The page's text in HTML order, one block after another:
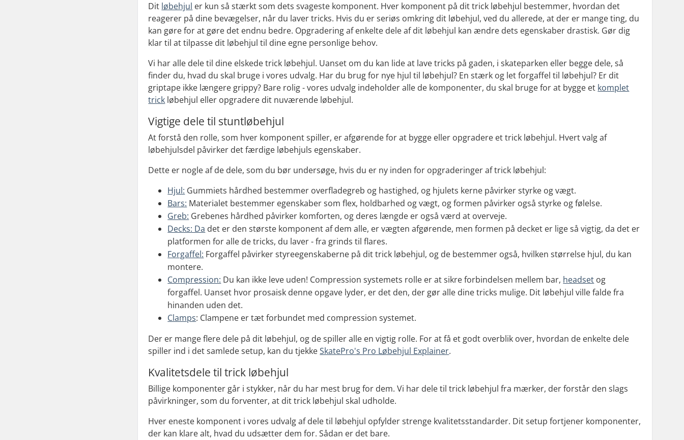
Dit løbehjul er kun så stærkt som dets svageste komponent. Hver komponent på dit trick løbehjul bestemmer, hvordan det
reagerer på dine bevægelser, når du laver tricks. Hvis du er seriøs omkring dit løbehjul, ved du allerede, at der er mange ting, du
kan gøre for at gøre det endnu bedre. Opgradering af enkelte dele af dit løbehjul kan ændre dets egenskaber drastisk. Gør dig
klar til at tilpasse dit løbehjul til dine egne personlige behov.
Vi har alle dele til dine elskede trick løbehjul. Uanset om du kan lide at lave tricks på gaden, i skateparken eller begge dele, så
finder du, hvad du skal bruge i vores udvalg. Har du brug for nye hjul til løbehjul? En stærk og let forgaffel til løbehjul? Er dit
griptape ikke længere grippy? Bare rolig - vores udvalg indeholder alle de komponenter, du skal bruge for at bygge et komplet
trick løbehjul eller opgradere dit nuværende løbehjul.
Vigtige dele til stuntløbehjul
At forstå den rolle, som hver komponent spiller, er afgørende for at bygge eller opgradere et trick løbehjul. Hvert valg af
løbehjulsdel påvirker det færdige løbehjuls egenskaber.
Dette er nogle af de dele, som du bør undersøge, hvis du er ny inden for opgraderinger af trick løbehjul:
Hjul: Gummiets hårdhed bestemmer overfladegreb og hastighed, og hjulets kerne påvirker styrke og vægt.
Bars: Materialet bestemmer egenskaber som flex, holdbarhed og vægt, og formen påvirker også styrke og følelse.
Greb: Grebenes hårdhed påvirker komforten, og deres længde er også værd at overveje.
Decks: Da det er den største komponent af dem alle, er vægten afgørende, men formen på decket er lige så vigtig, da det er
platformen for alle de tricks, du laver - fra grinds til flares.
Forgaffel: Forgaffel påvirker styreegenskaberne på dit trick løbehjul, og de bestemmer også, hvilken størrelse hjul, du kan
montere.
Compression: Du kan ikke leve uden! Compression systemets rolle er at sikre forbindelsen mellem bar, headset og
forgaffel. Uanset hvor prosaisk denne opgave lyder, er det den, der gør alle dine tricks mulige. Dit løbehjul ville falde fra
hinanden uden det.
Clamps: Clampene er tæt forbundet med compression systemet.
Der er mange flere dele på dit løbehjul, og de spiller alle en vigtig rolle. For at få et godt overblik over, hvordan de enkelte dele
spiller ind i det samlede setup, kan du tjekkeSkatePro's Pro Løbehjul Explainer.
Kvalitetsdele til trick løbehjul
Billige komponenter går i stykker, når du har mest brug for dem. Vi har dele til trick løbehjul fra mærker, der forstår den slags
påvirkninger, som du forventer, at dit trick løbehjul skal udholde.
Hver eneste komponent i vores udvalg af dele til løbehjul opfylder strenge kvalitetsstandarder. Dit setup fortjener komponenter,
der kan klare alt, hvad du udsætter dem for. Sådan er det bare.